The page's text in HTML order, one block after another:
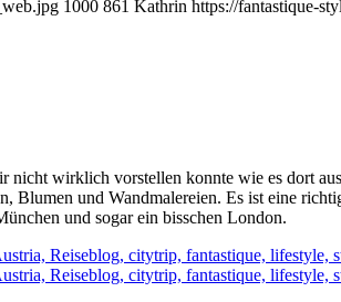
1000 861 Kathrin https://fantastique-
wirklich vorstellen konnte wie es dort
und Wandmalereien. Es ist eine
und sogar ein bisschen London.